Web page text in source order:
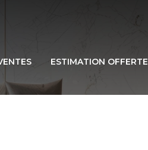
ESTIMATION OFFERTE